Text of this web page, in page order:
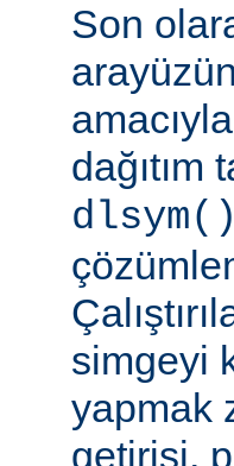
Son
dlsym()
simgeyi
yapmak
getirisi,